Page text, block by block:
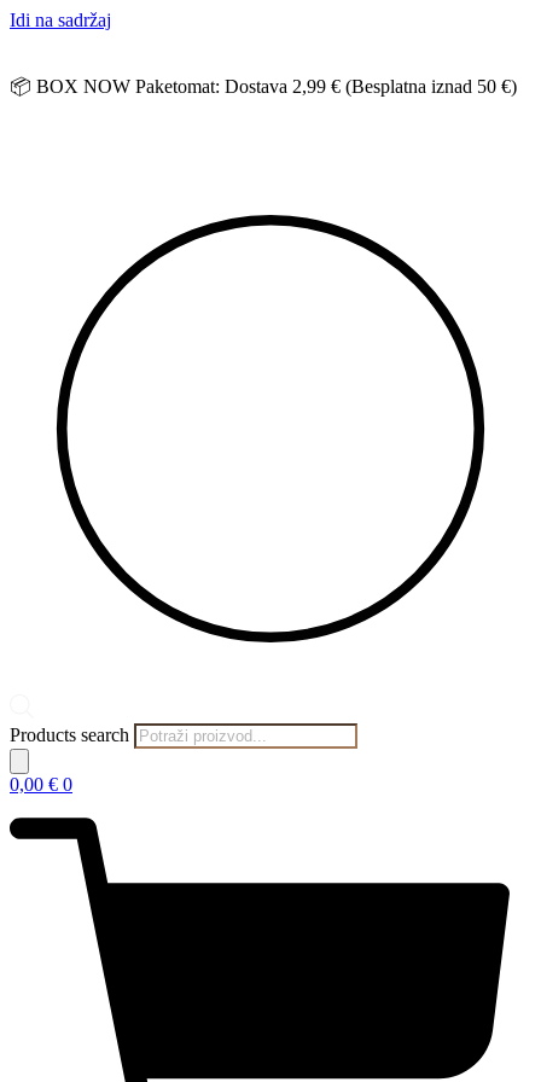
Idi na sadržaj
📦 BOX NOW Paketomat: Dostava 2,99 € (Besplatna iznad 50 €)
Products search
0,00 € 0